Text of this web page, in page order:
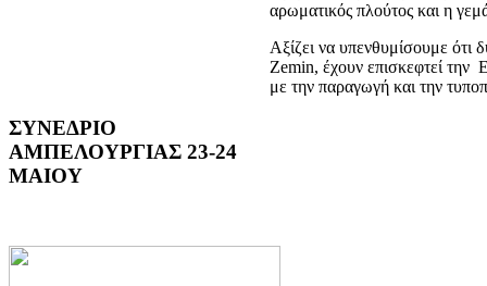
αρωματικός πλούτος και η
Αξίζει να υπενθυμίσουμε ότι
Zemin, έχουν επισκεφτεί
με την παραγωγή και την
ΣΥΝΕΔΡΙΟ
ΑΜΠΕΛΟΥΡΓΙΑΣ 23-24
ΜΑΙΟΥ